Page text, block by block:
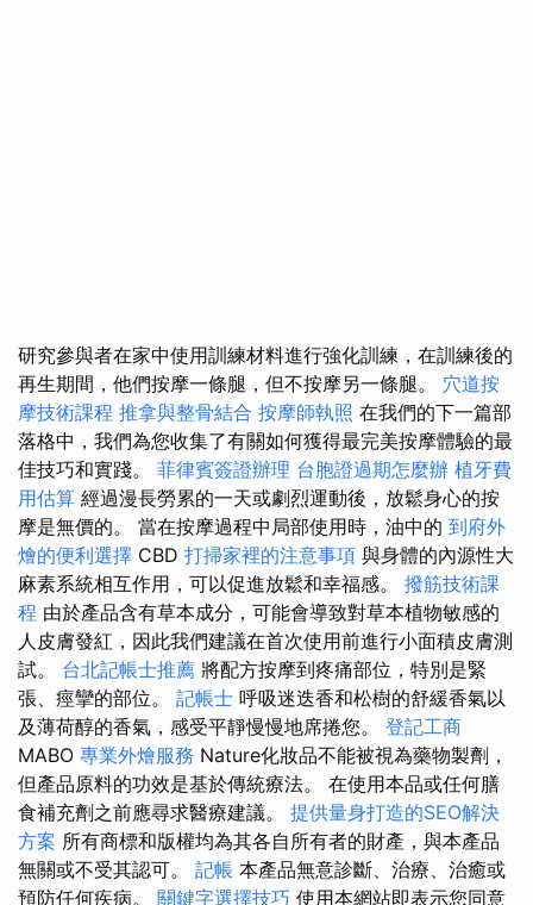
研究參與者在家中使用訓練材料進行強化訓練，在訓練後的
再生期間，他們按摩一條腿，但不按摩另一條腿。 穴道按
摩技術課程 推拿與整骨結合 按摩師執照 在我們的下一篇部
落格中，我們為您收集了有關如何獲得最完美按摩體驗的最
佳技巧和實踐。 菲律賓簽證辦理 台胞證過期怎麼辦 植牙費
用估算 經過漫長勞累的一天或劇烈運動後，放鬆身心的按
摩是無價的。 當在按摩過程中局部使用時，油中的 到府外
燴的便利選擇 CBD 打掃家裡的注意事項 與身體的內源性大
麻素系統相互作用，可以促進放鬆和幸福感。 撥筋技術課
程 由於產品含有草本成分，可能會導致對草本植物敏感的
人皮膚發紅，因此我們建議在首次使用前進行小面積皮膚測
試。 台北記帳士推薦 將配方按摩到疼痛部位，特別是緊
張、痙攣的部位。 記帳士 呼吸迷迭香和松樹的舒緩香氣以
及薄荷醇的香氣，感受平靜慢慢地席捲您。 登記工商
MABO 專業外燴服務 Nature化妝品不能被視為藥物製劑，
但產品原料的功效是基於傳統療法。 在使用本品或任何膳
食補充劑之前應尋求醫療建議。 提供量身打造的SEO解決
方案 所有商標和版權均為其各自所有者的財產，與本產品
無關或不受其認可。 記帳 本產品無意診斷、治療、治癒或
預防任何疾病。 關鍵字選擇技巧 使用本網站即表示您同意